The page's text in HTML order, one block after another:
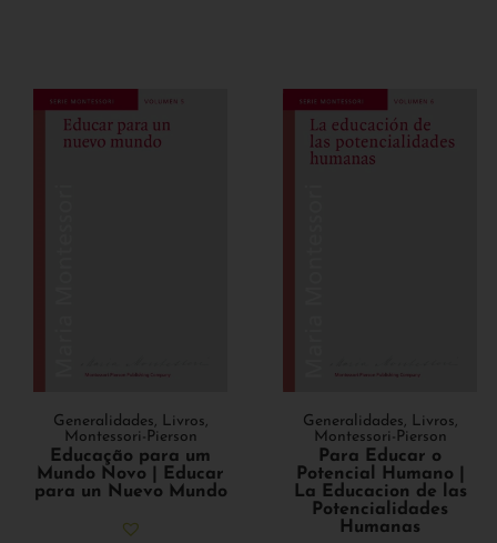
Generalidades, Livros,
Montessori-Pierson
Educação para um
Mundo Novo | Educar
para un Nuevo Mundo
Generalidades, Livros,
Montessori-Pierson
Para Educar o
Potencial Humano |
La Educacion de las
Potencialidades
Humanas